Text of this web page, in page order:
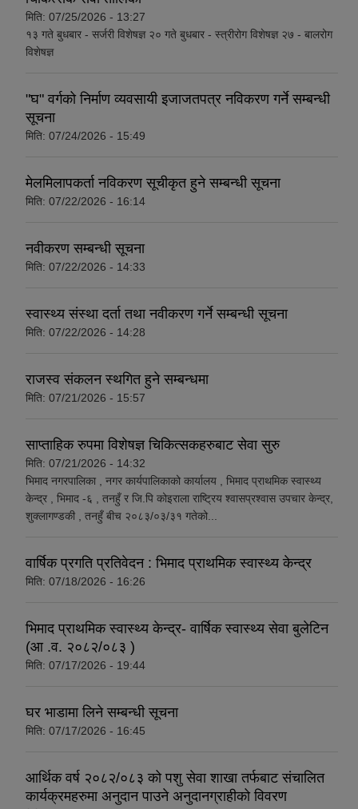
मिति: 07/25/2026 - 13:27
१३ गते बुधबार - सर्जरी विशेषज्ञ २० गते बुधबार - स्त्रीरोग विशेषज्ञ २७ - बालरोग
विशेषज्ञ
"घ" वर्गको निर्माण व्यवसायी इजाजतपत्र नविकरण गर्ने सम्बन्धी
सूचना
मिति: 07/24/2026 - 15:49
मेलमिलापकर्ता नविकरण सूचीकृत हुने सम्बन्धी सूचना
मिति: 07/22/2026 - 16:14
नवीकरण सम्बन्धी सूचना
मिति: 07/22/2026 - 14:33
स्वास्थ्य संस्था दर्ता तथा नवीकरण गर्ने सम्बन्धी सूचना
मिति: 07/22/2026 - 14:28
राजस्व संकलन स्थगित हुने सम्बन्धमा
मिति: 07/21/2026 - 15:57
साप्ताहिक रुपमा विशेषज्ञ चिकित्सकहरुबाट सेवा सुरु
मिति: 07/21/2026 - 14:32
भिमाद नगरपालिका , नगर कार्यपालिकाको कार्यालय , भिमाद प्राथमिक स्वास्थ्य
केन्द्र , भिमाद -६ , तनहुँ र जि.पि कोइराला राष्ट्रिय श्वासप्रश्वास उपचार केन्द्र,
शुक्लागण्डकी , तनहुँ बीच २०८३/०३/३१ गतेको...
वार्षिक प्रगति प्रतिवेदन : भिमाद प्राथमिक स्वास्थ्य केन्द्र
मिति: 07/18/2026 - 16:26
भिमाद प्राथमिक स्वास्थ्य केन्द्र- वार्षिक स्वास्थ्य सेवा बुलेटिन
(आ .व. २०८२/०८३ )
मिति: 07/17/2026 - 19:44
घर भाडामा लिने सम्बन्धी सूचना
मिति: 07/17/2026 - 16:45
आर्थिक वर्ष २०८२/०८३ को पशु सेवा शाखा तर्फबाट संचालित
कार्यक्रमहरुमा अनुदान पाउने अनुदानग्राहीको विवरण